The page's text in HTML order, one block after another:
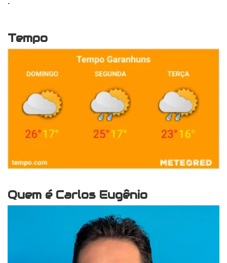
Tempo
Quem é Carlos Eugênio